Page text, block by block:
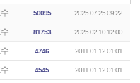
50095 2025.07.25 09:22
81753 2025.02.10 12:00
4746 2011.01.12 01:01
4545 2011.01.12 01:01